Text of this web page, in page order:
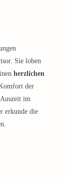
Sie loben
herzlichen
der
im
erkunde die